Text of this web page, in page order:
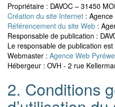
Propriétaire : DAVOC – 31450
Création du site Internet :
Référencement du site Web :
Responsable de publication :
Le responsable de publication
Webmaster : Agence Web
Hébergeur : OVH - 2 rue
2. Conditions